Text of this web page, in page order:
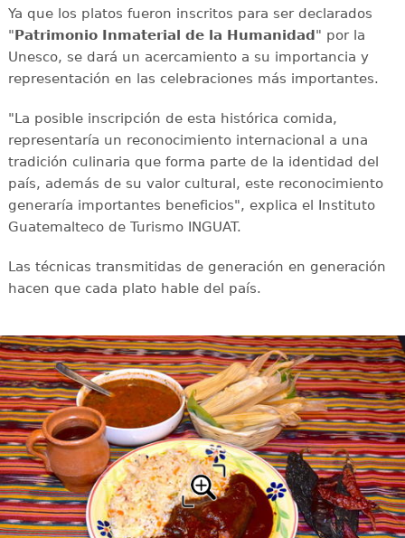
Ya que los platos fueron inscritos para ser declarados
"Patrimonio Inmaterial de la Humanidad" por la
Unesco, se dará un acercamiento a su importancia y
representación en las celebraciones más importantes.
"La posible inscripción de esta histórica comida,
representaría un reconocimiento internacional a una
tradición culinaria que forma parte de la identidad del
país, además de su valor cultural, este reconocimiento
generaría importantes beneficios", explica el Instituto
Guatemalteco de Turismo INGUAT.
Las técnicas transmitidas de generación en generación
hacen que cada plato hable del país.